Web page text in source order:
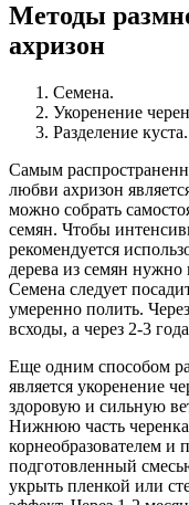
Методы
ахризон
Семена.
Укоренение
Разделение куста.
Самым
любви ахризон
можно собрать
семян. Чтобы
рекомендуется
дерева из семян
Семена следует
умеренно полить.
всходы, а через 2-3
Еще одним способом
является укоренение
здоровую и сильную
Нижнюю часть
корнеобразователем и
подготовленный
укрыть пленкой или